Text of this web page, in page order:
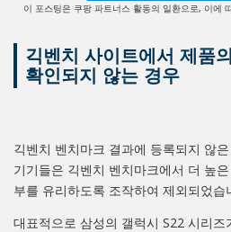
이 포스팅은 쿠팡 파트너스 활동의 일환으로, 이에
긱벤치 사이트에서 제품
확인되지 않는 경우
긱벤치 벤치마크 결과에 등록되지 않
기기들은 긱벤치 벤치마크에서 더 높
부를 유리하도록 조작하여 제외되었습
대표적으로 삼성의 갤럭시 S22 시리